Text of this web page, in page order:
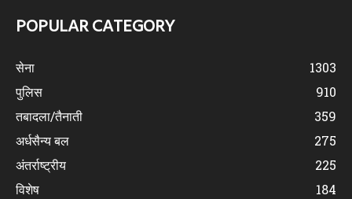
POPULAR CATEGORY
सेना
1303
पुलिस
910
तबादला/तैनाती
359
अर्धसैन्य बल
275
अंतर्राष्ट्रीय
225
विशेष
184